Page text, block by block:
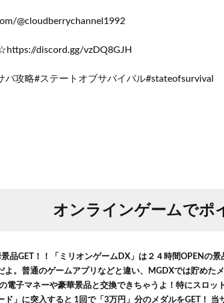
@cloudberrychannel1992
discord.gg/vzDQ8GJH
バ攻略#ステートオブサバイバル#stateofsurvival
オンラインゲームでポ
品GET！！「ミリオンゲームDX」は２４時間OPENの景
よ。普通のゲームアプリなどと違い、MGDXでは貯めた
電子マネーや豪華景品と交換できちゃうよ！特にスロッ
ド」に突入すると 1回で「3万円」分のメダルをGET！